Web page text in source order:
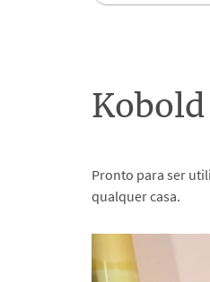
Kobold
Pronto para ser
qualquer casa.